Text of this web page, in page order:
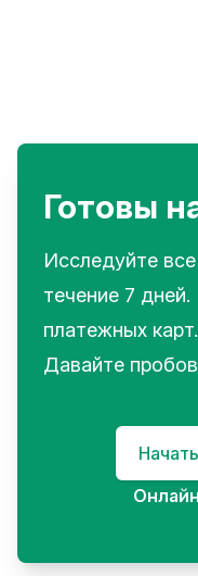
Готовы
Исследуйте
течение 7 дней.
платежных карт.
Давайте